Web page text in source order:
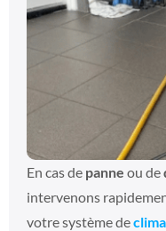
En cas de panne ou de
intervenons
votre système de